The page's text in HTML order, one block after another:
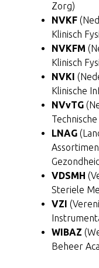
Zorg)
NVKF
Klinisch
NVKFM
Klinisch
NVKI
Klinische
NVvTG
LNAG
VDSMH
Steriele
VZI
WIBAZ
Beheer